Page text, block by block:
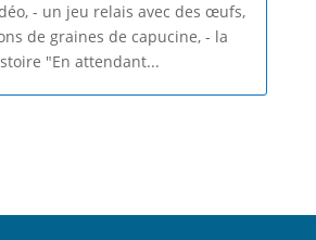
- un jeu relais avec des œufs,
de graines de capucine, - la
"En attendant...